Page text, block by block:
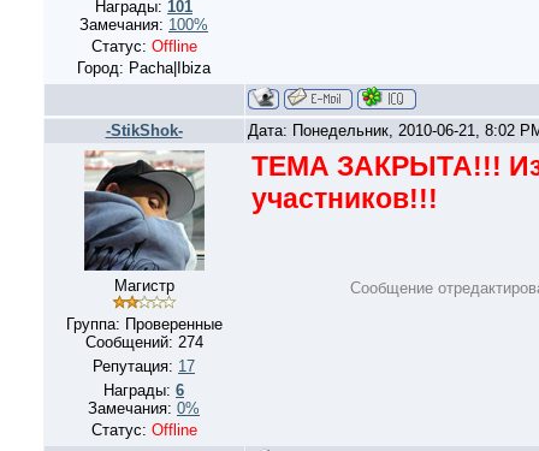
Награды: 101
Замечания: 100%
Статус: Offline
Город: Pacha|Ibiza
-StikShok- Дата: Понедельник, 2010-06-21, 8:02
Магистр
Группа: Проверенные
Сообщений: 274
Репутация: 17
Награды: 6
Замечания: 0%
Статус: Offline
ТЕМА ЗАКРЫТА!!! Из-
участников!!!
Сообщение